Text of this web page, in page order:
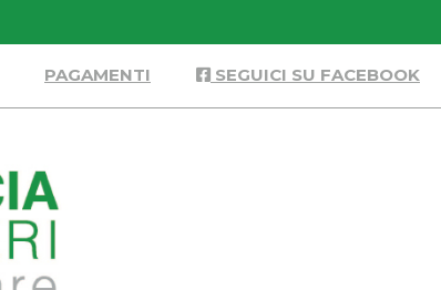
PAGAMENTI SEGUICI SU FACEBOOK